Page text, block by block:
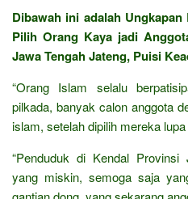
Dibawah ini adalah Ungkapan
Pilih Orang Kaya jadi
Jawa Tengah Jateng, Puisi
“Orang Islam selalu
pilkada, banyak calon anggota
islam, setelah dipilih mereka
“Penduduk di Kendal
yang miskin, semoga saja